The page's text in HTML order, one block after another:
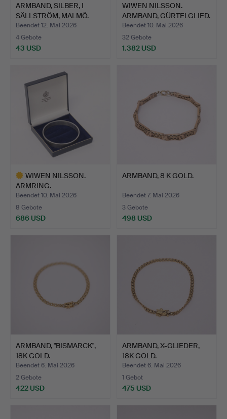
ARMBAND, SILBER, I
SÄLLSTRÖM, MALMÖ.
Beendet 12. Mai 2026
4 Gebote
43 USD
WIWEN NILSSON.
ARMBAND, GÜRTELGLIED.
Beendet 10. Mai 2026
32 Gebote
1.382 USD
WIWEN NILSSON.
ARMRING.
Beendet 10. Mai 2026
8 Gebote
686 USD
ARMBAND, 8 K GOLD.
Beendet 7. Mai 2026
3 Gebote
498 USD
ARMBAND, "BISMARCK",
18K GOLD.
Beendet 6. Mai 2026
2 Gebote
422 USD
ARMBAND, X-GLIEDER,
18K GOLD.
Beendet 6. Mai 2026
1 Gebot
475 USD